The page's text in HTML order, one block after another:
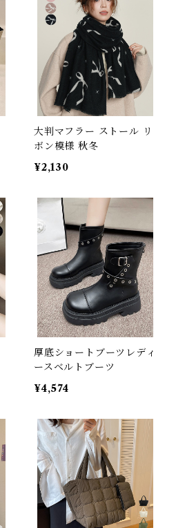
大判マフラー ストール リ
ボン模様 秋冬
¥2,130
厚底ショートブーツレディ
ースベルトブーツ
¥4,574